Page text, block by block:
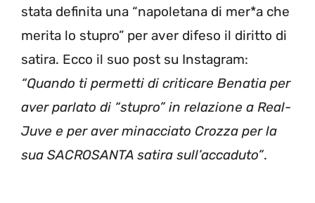
stata definita una “napoletana di mer*a che
merita lo stupro” per aver difeso il diritto di
satira. Ecco il suo post su Instagram:
“Quando ti permetti di criticare Benatia per
aver parlato di “stupro” in relazione a Real-
Juve e per aver minacciato Crozza per la
sua SACROSANTA satira sull’accaduto”.